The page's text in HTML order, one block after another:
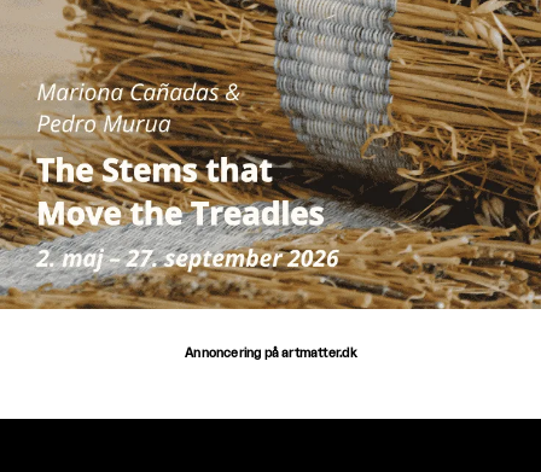
Annoncering på artmatter.dk